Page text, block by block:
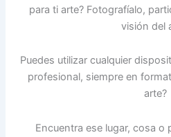
para ti arte? Fotografíalo,
visión del
Puedes utilizar cualquier
profesional, siempre en
arte?
Encuentra ese lugar, cosa o